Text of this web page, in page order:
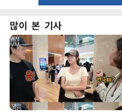
많이 본 기사